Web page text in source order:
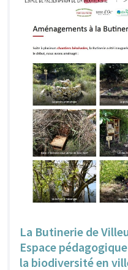
La Butinerie de
Espace
la biodiversité en